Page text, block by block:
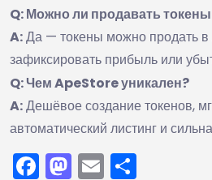
Q: Можно ли продавать
A:Да — токены можно продать
зафиксировать прибыль или
Q: Чем ApeStore уникален?
A:Дешёвое создание токенов,
автоматический листинг и
Facebook
Mastodon
Email